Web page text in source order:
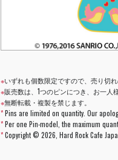
※いずれも個数限定ですので、売り切
※販売数は、1つのピンにつき、お一人
※無断転載・複製を禁じます。
*Pins are limited on quantity. Our
*Per one Pin-model, the maximum
*Copyright ©2026, Hard Rock Cafe